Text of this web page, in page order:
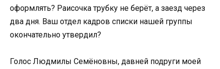
оформлять? Раисочка трубку не берёт, а заезд через
два дня. Ваш отдел кадров списки нашей группы
окончательно утвердил?
Голос Людмилы Семёновны, давней подруги моей